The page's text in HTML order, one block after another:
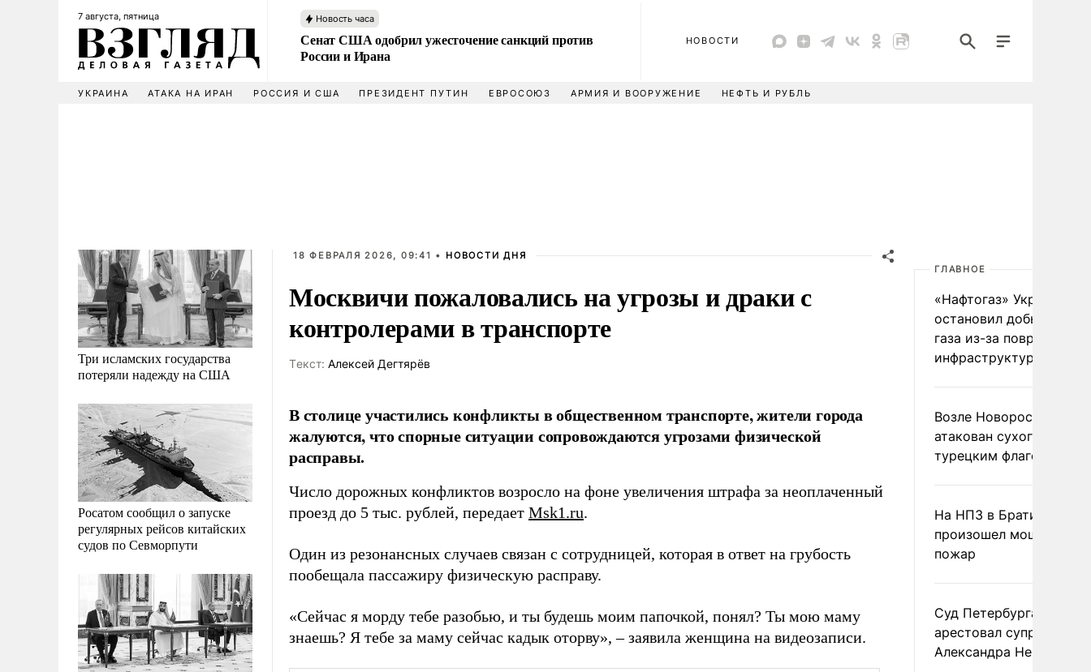
7 августа, пятница Новость часа
Сенат США одобрил ужесточение санкций против
России и Ирана
НОВОСТИ
УКРАИНА АТАКА НА ИРАН РОССИЯ И США ПРЕЗИДЕНТ ПУТИН ЕВРОСОЮЗ АРМИЯ И ВООРУЖЕНИЕ НЕФТЬ И РУБЛЬ
Три исламских государства
потеряли надежду на США
Росатом сообщил о запуске
регулярных рейсов китайских
судов по Севморпути
18 ФЕВРАЛЯ 2026, 09:41 • НОВОСТИ ДНЯ
Москвичи пожаловались на угрозы и драки с
контролерами в транспорте
Tекст: Алексей Дегтярёв
В столице участились конфликты в общественном транспорте, жители города
жалуются, что спорные ситуации сопровождаются угрозами физической
расправы.
Число дорожных конфликтов возросло на фоне увеличения штрафа за неоплаченный
проезд до 5 тыс. рублей, передает Msk1.ru.
Один из резонансных случаев связан с сотрудницей, которая в ответ на грубость
пообещала пассажиру физическую расправу.
«Сейчас я морду тебе разобью, и ты будешь моим папочкой, понял? Ты мою маму
знаешь? Я тебе за маму сейчас кадык оторву», – заявила женщина на видеозаписи.
ГЛАВНОЕ
«Нафтогаз» Украины
остановил добычу
газа из-за повреждения
инфраструктуры
Возле Новороссийска
атакован сухогруз под
турецким флагом
На НПЗ в Братиславе
произошел мощный
пожар
Суд Петербурга заочно
арестовал супругу
Александра Невзорова